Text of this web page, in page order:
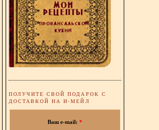
ПОЛУЧИТЕ СВОЙ ПОДАРОК С
ДОСТАВКОЙ НА И-МЕЙЛ
Ваш e-mail: *